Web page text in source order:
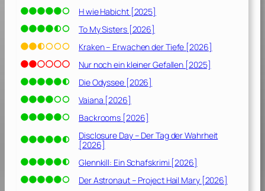
H wie Habicht [2025]
To My Sisters [2026]
Kraken – Erwachen der Tiefe [2026]
Nur noch ein kleiner Gefallen [2025]
Die Odyssee [2026]
Vaiana [2026]
Backrooms [2026]
Disclosure Day – Der Tag der Wahrheit
[2026]
Glennkill: Ein Schafskrimi [2026]
Der Astronaut – Project Hail Mary [2026]